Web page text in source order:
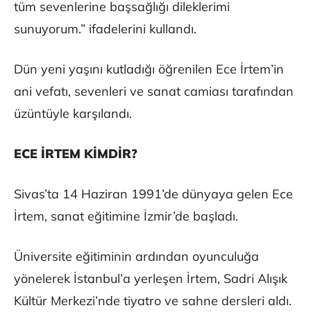
tüm sevenlerine başsağlığı dileklerimi
sunuyorum.” ifadelerini kullandı.
Dün yeni yaşını kutladığı öğrenilen Ece İrtem’in
ani vefatı, sevenleri ve sanat camiası tarafından
üzüntüyle karşılandı.
ECE İRTEM KİMDİR?
Sivas’ta 14 Haziran 1991’de dünyaya gelen Ece
İrtem, sanat eğitimine İzmir’de başladı.
Üniversite eğitiminin ardından oyunculuğa
yönelerek İstanbul’a yerleşen İrtem, Sadri Alışık
Kültür Merkezi’nde tiyatro ve sahne dersleri aldı.